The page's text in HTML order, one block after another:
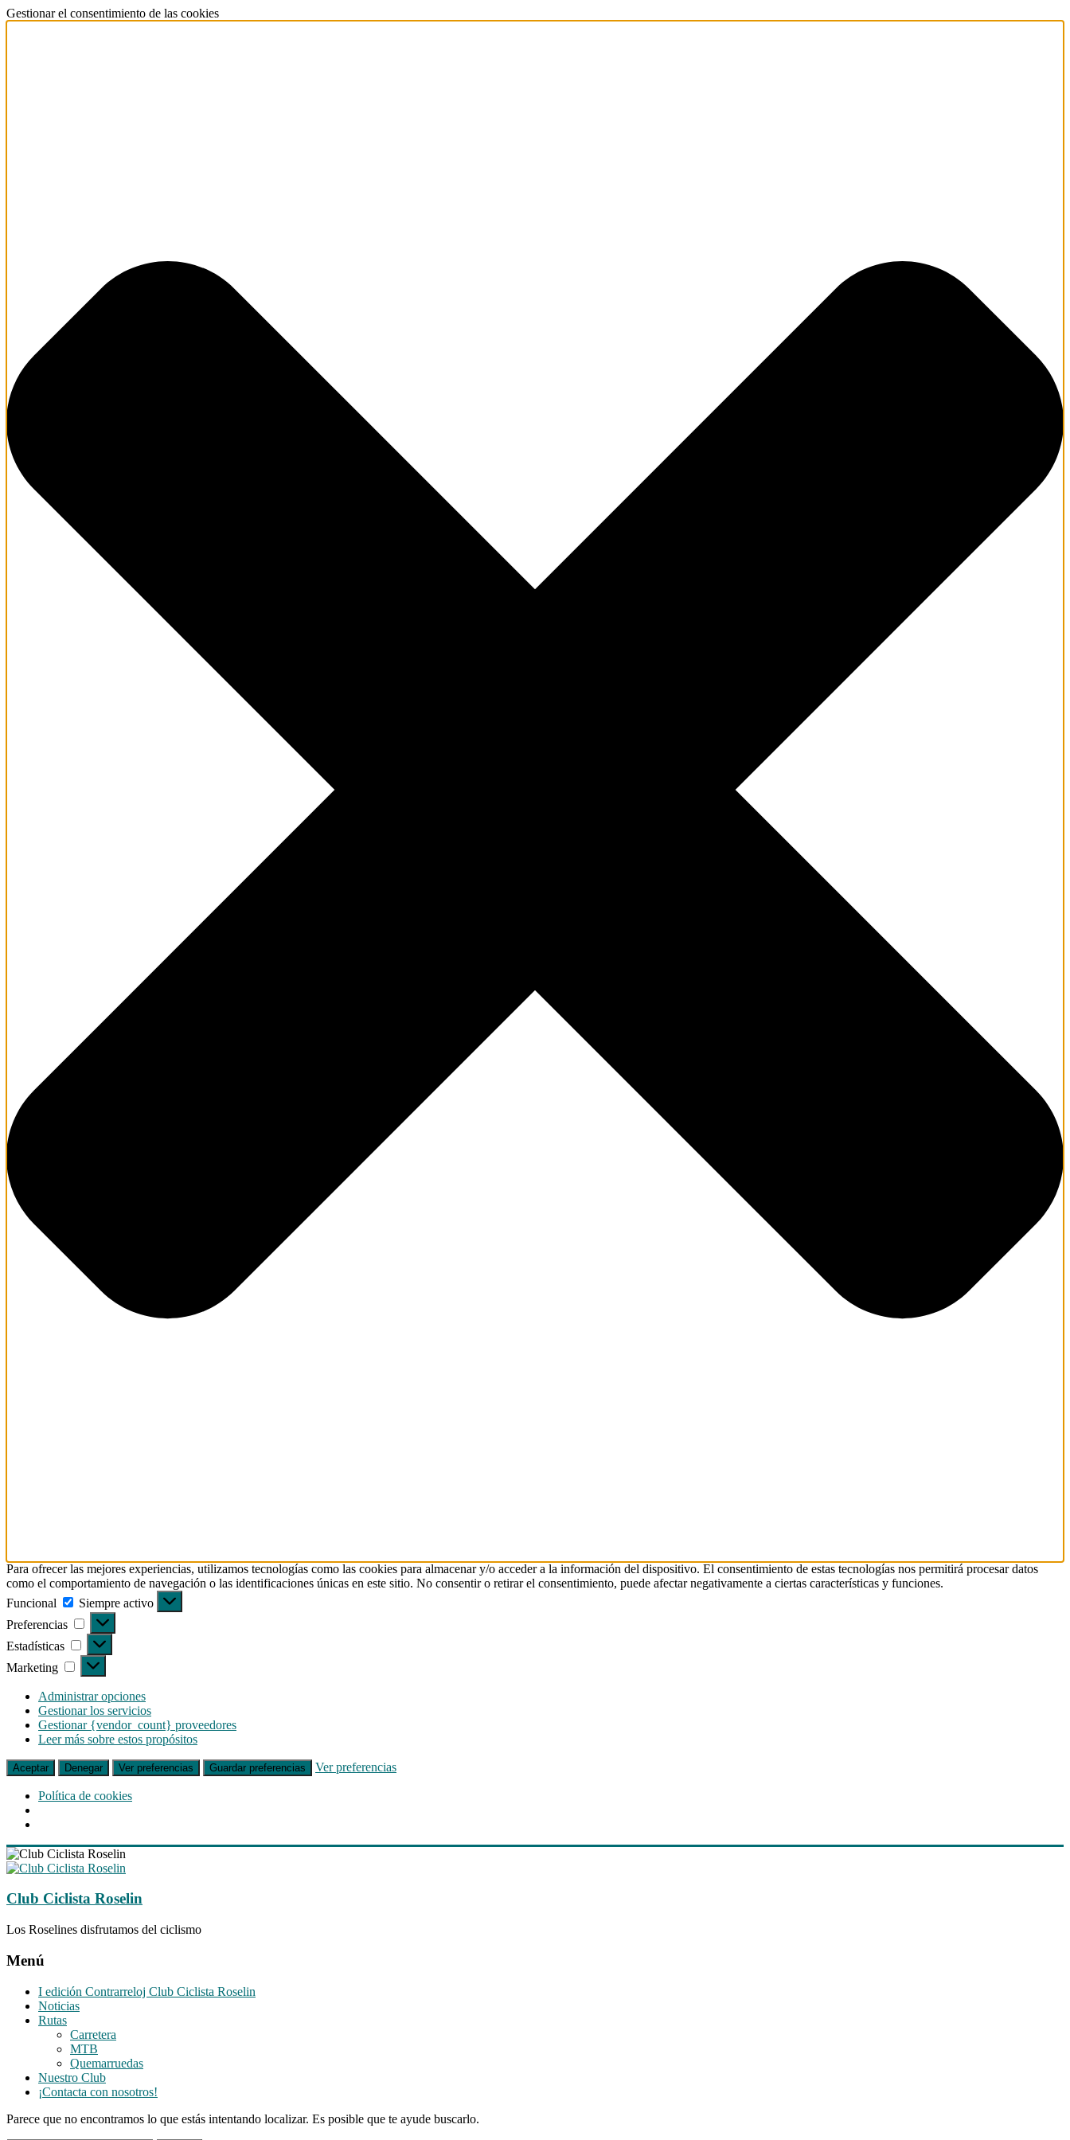
Gestionar el consentimiento de las cookies
Para ofrecer las mejores experiencias, utilizamos tecnologías como las cookies para almacenar y/o acceder a la información del dispositivo. El consentimiento de estas tecnologías nos permitirá procesar datos
como el comportamiento de navegación o las identificaciones únicas en este sitio. No consentir o retirar el consentimiento, puede afectar negativamente a ciertas características y funciones.
Funcional
Funcional
Siempre activo
Preferencias
Preferencias
Estadísticas Estadísticas
Marketing Marketing
Administrar opciones
Gestionar los servicios
Gestionar {vendor_count} proveedores
Leer más sobre estos propósitos
Aceptar Denegar Ver preferencias Guardar preferencias Ver preferencias
Política de cookies
Saltar
al
Club Ciclista Roselin
Los Roselines disfrutamos del ciclismo
Menú
I edición Contrarreloj Club Ciclista Roselin
Noticias
Rutas
Carretera
MTB
Quemarruedas
Nuestro Club
¡Contacta con nosotros!
Parece que no encontramos lo que estás intentando localizar. Es posible que te ayude buscarlo.